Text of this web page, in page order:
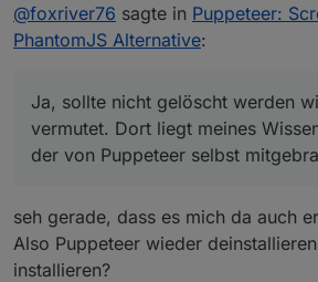
Offline
@foxriver76 sagte in Puppeteer:
PhantomJS Alternative:
Ja, sollte nicht gelöscht werden
vermutet. Dort liegt meines
der von Puppeteer selbst
seh gerade, dass es mich da auch
Also Puppeteer wieder
installieren?